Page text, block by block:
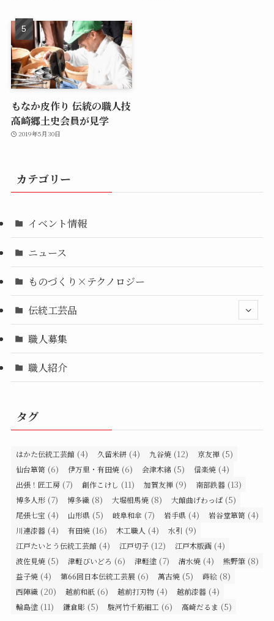
もなか皮作り 伝統の職人技
高崎郷土史会員が見学
2019年5月30日
カテゴリー
イベント情報
ニュース
ものづくり×テクノロジー
伝統工芸品
職人募集
職人紹介
タグ
はかた伝統工芸館 (4) 久留米絣 (4) 九谷焼 (12) 京友禅 (5)
仙台箪笥 (6) 伊万里・有田焼 (6) 会津木綿 (5) 信楽焼 (4)
出張！匠工房 (7) 創作こけし (11) 加賀友禅 (9) 南部鉄器 (13)
博多人形 (7) 博多織 (8) 大堀相馬焼 (8) 大館曲げわっぱ (5)
尾張七宝 (4) 山形県 (5) 岐阜和傘 (7) 岩手県 (4) 岩谷堂箪笥 (4)
川連漆器 (4) 有田焼 (16) 木工職人 (4) 水引 (9)
江戸たいとう伝統工芸館 (4) 江戸切子 (12) 江戸木版画 (4)
波佐見焼 (5) 津軽びいどろ (6) 津軽塗 (7) 清水焼 (4) 熊野筆 (8)
益子焼 (4) 第66回日本伝統工芸展 (6) 萬古焼 (5) 蒔絵 (8)
西陣織 (20) 越前和紙 (6) 越前打刃物 (4) 越前漆器 (4)
輪島塗 (11) 鎌倉彫 (5) 駿河竹千筋細工 (6) 高崎だるま (5)